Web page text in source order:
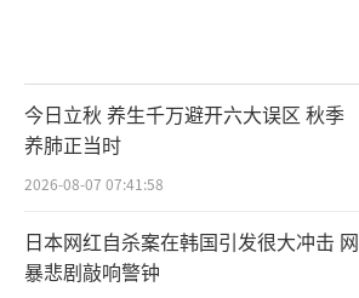
今日立秋 养生千万避开六大误区 秋季
养肺正当时
2026-08-07 07:41:58
日本网红自杀案在韩国引发很大冲击 网
暴悲剧敲响警钟